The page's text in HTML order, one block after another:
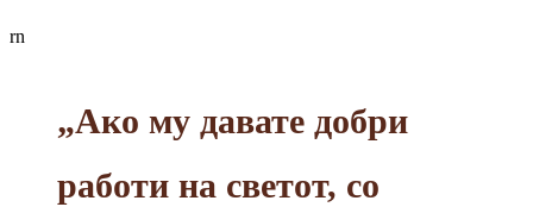
rn
„Ако му давате добри
работи на светот, со